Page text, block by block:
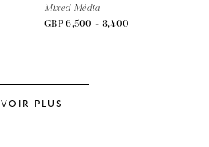
Mixed Média
GBP 6,500 - 8,400
VOIR PLUS